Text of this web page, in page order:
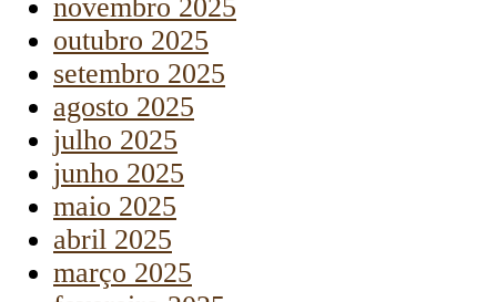
novembro 2025
outubro 2025
setembro 2025
agosto 2025
julho 2025
junho 2025
maio 2025
abril 2025
março 2025